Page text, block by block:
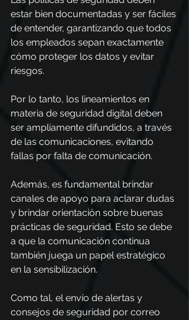
estar bien documentadas y ser fáciles
de entender, garantizando que todos
los empleados sepan exactamente
cómo proteger los datos y evitar
riesgos.
Por lo tanto, los lineamientos en
materia de seguridad digital deben
ser ampliamente difundidos, a través
de las comunicaciones, evitando
fallas por falta de comunicación.
Además, es fundamental brindar
canales de apoyo para aclarar dudas
y brindar orientación sobre buenas
prácticas de seguridad. Esto se debe
a que la comunicación continua
también juega un papel estratégico
en la sensibilización.
Como tal, el envío de alertas y
consejos de seguridad por correo